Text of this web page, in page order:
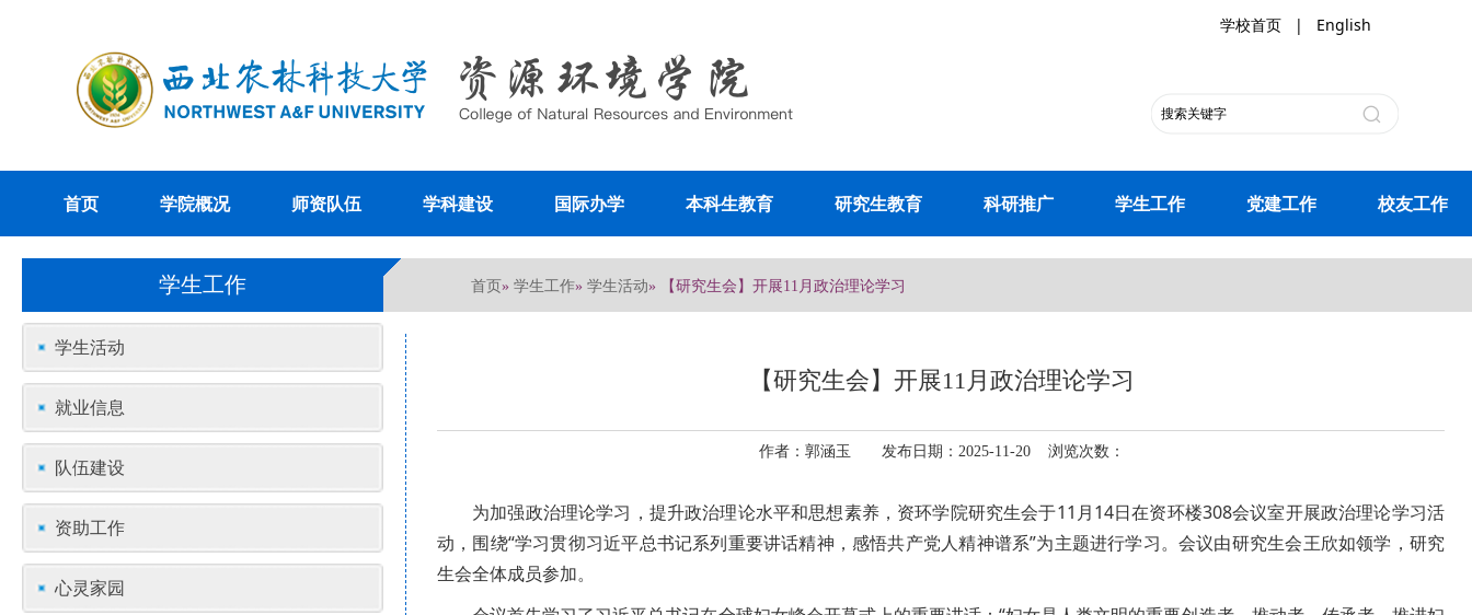
学校首页 | English
首页 学院概况 师资队伍 学科建设 国际办学 本科生教育 研究生教育 科研推广 学生工作 党建工作 校友工作
学生工作 首页» 学生工作» 学生活动» 【研究生会】开展11月政治理论学习
学生活动
就业信息
队伍建设
资助工作
心灵家园
【研究生会】开展11月政治理论学习
作者：郭涵玉 发布日期：2025-11-20 浏览次数：
为加强政治理论学习，提升政治理论水平和思想素养，资环学院研究生会于11月14日在资环楼308会议室开展政治理论学习活
动，围绕“学习贯彻习近平总书记系列重要讲话精神 ，感悟共产党人精神谱系”为主题进行学习。会议由研究生会王欣如领学，研究
生会全体成员参加。